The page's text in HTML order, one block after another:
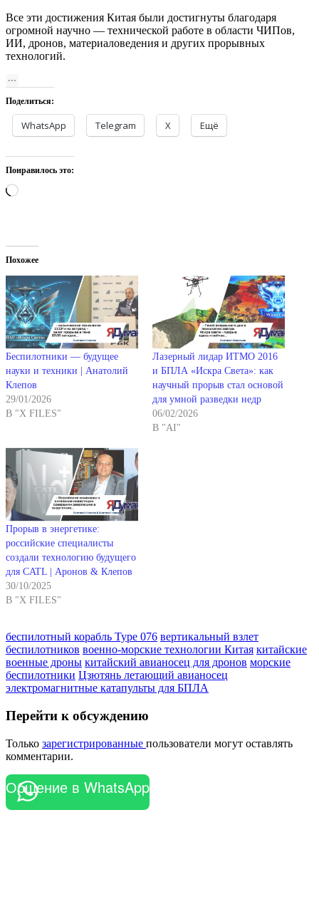
Все эти достижения Китая были достигнуты благодаря
огромной научно — технической работе в области ЧИПов,
ИИ, дронов, материаловедения и других прорывных
технологий.
Поделиться:
WhatsApp Telegram X Ещё
Понравилось это:
Загрузка…
Похожее
Беспилотники — будущее
науки и техники | Анатолий
Клепов
29/01/2026
В "X FILES"
Лазерный лидар ИТМО 2016
и БПЛА «Искра Света»: как
научный прорыв стал основой
для умной разведки недр
06/02/2026
В "AI"
Прорыв в энергетике:
российские специалисты
создали технологию будущего
для CATL | Аронов & Клепов
30/10/2025
В "X FILES"
беспилотный корабль Type 076 вертикальный взлет
беспилотников военно-морские технологии Китая китайские
военные дроны китайский авианосец для дронов морские
беспилотники Цзютянь летающий авианосец
электромагнитные катапульты для БПЛА
Перейти к обсуждению
Только зарегистрированные пользователи могут оставлять
комментарии.
Общение в WhatsApp